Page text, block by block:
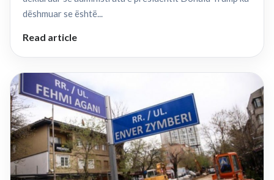
dëshmuar se është...
Read article